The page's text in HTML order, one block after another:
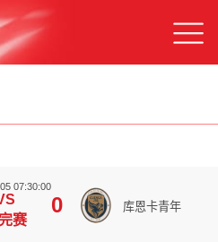
07:30:00
赛
0 库恩卡青年